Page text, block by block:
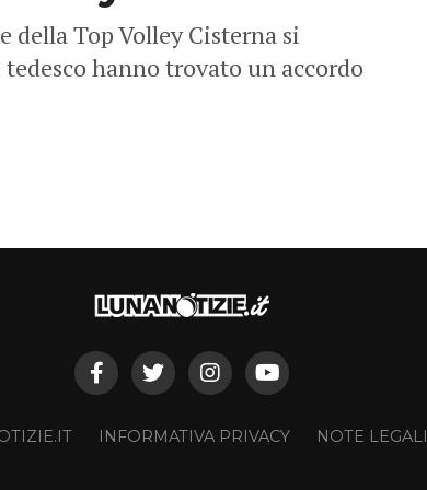
della Top Volley Cisterna si
hanno trovato un accordo
INFORMATIVA PRIVACY NOTE LEGALI